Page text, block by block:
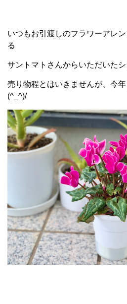
いつもお引渡しのフラワーアレ
る
サントマトさんからいただいた
売り物程とはいきませんが、今
(^_^)/